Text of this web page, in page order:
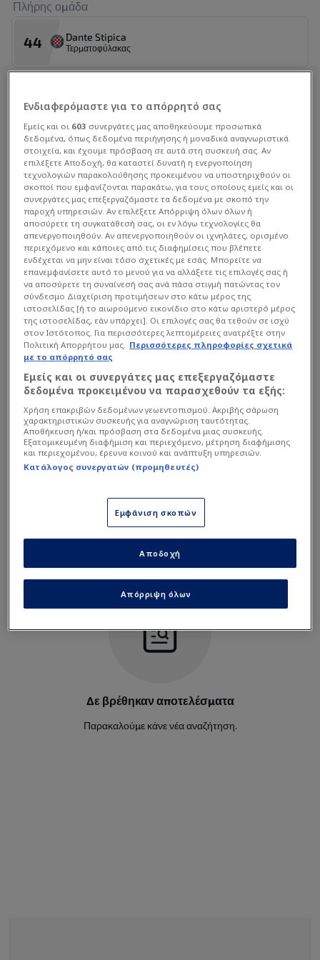
Αλλαγή εκτός
Αλλαγή εντός
63' Filip Kasa
Αλλαγή εντός
Jan Minarik
63'
Αλλαγή εκτός
Frantisek Kosa M
63'
Αλλαγή εντός
Andrei Florea
63'
Αλλαγή εκτός
Michal Fasko
Αλλαγή εντός
Patrik Ilko
49' Dalisson De Almeida Leite
Πρώτο ημίχρονο
22'
Γκολ ( 1 : 0 )
Roko Brajkovic
Πλήρης ομάδα
44 Dante Stipica
Τερματοφύλακας
Τερματοφύλακας
33 Toni Silic
Τερματοφύλακας
99 Davyd Fesyuk
Τερματοφύλακας
Adrian Hrvojevic
Τερματοφύλακας
17 Dario Melnjak
Αμυντικός
29 Fran Karacic
Αμυντικός
15 Dario Maresic
Αμυντικός
Alec Van Hoorenbeeck
Αμυντικός
32 Simun Hrgovic
Mathieu Acapandie
Αμυντικός
Στατιστικά Διοργάνωσης
Υπηρεσία μη διαθέσιμη
Η υπηρεσία δεν είναι διαθέσιμη. Δοκιμάστε ξανά αργότερα.
Δε βρέθηκαν αποτελέσματα
Παρακαλούμε κάνε νέα αναζήτηση.
Ενδιαφερόμαστε για το απόρρητό σας
Εμείς και οι 603 συνεργάτες μας αποθηκεύουμε προσωπικά
δεδομένα, όπως δεδομένα περιήγησης ή μοναδικά αναγνωριστικά
στοιχεία, και έχουμε πρόσβαση σε αυτά στη συσκευή σας. Αν
επιλέξετε Αποδοχή, θα καταστεί δυνατή η ενεργοποίηση
τεχνολογιών παρακολούθησης προκειμένου να υποστηριχθούν οι
σκοποί που εμφανίζονται παρακάτω, για τους οποίους εμείς και οι
συνεργάτες μας επεξεργαζόμαστε τα δεδομένα με σκοπό την
παροχή υπηρεσιών. Αν επιλέξετε Απόρριψη όλων όλων ή
αποσύρετε τη συγκατάθεσή σας, οι εν λόγω τεχνολογίες θα
απενεργοποιηθούν. Αν απενεργοποιηθούν οι ιχνηλάτες, ορισμένο
περιεχόμενο και κάποιες από τις διαφημίσεις που βλέπετε
ενδέχεται να μην είναι τόσο σχετικές με εσάς. Μπορείτε να
επανεμφανίσετε αυτό το μενού για να αλλάξετε τις επιλογές σας ή
να αποσύρετε τη συναίνεσή σας ανά πάσα στιγμή πατώντας τον
σύνδεσμο Διαχείριση προτιμήσεων στο κάτω μέρος της
ιστοσελίδας [ή το αιωρούμενο εικονίδιο στο κάτω αριστερό μέρος
της ιστοσελίδας, εάν υπάρχει]. Οι επιλογές σας θα τεθούν σε ισχύ
στον Ιστότοπος. Για περισσότερες λεπτομέρειες ανατρέξτε στην
Πολιτική Απορρήτου μας. Περισσότερες πληροφορίες σχετικά
με το απόρρητό σας
Εμείς και οι συνεργάτες μας επεξεργαζόμαστε
δεδομένα προκειμένου να παρασχεθούν τα εξής:
Χρήση επακριβών δεδομένων γεωεντοπισμού. Ακριβής σάρωση
χαρακτηριστικών συσκευής για αναγνώριση ταυτότητας.
Αποθήκευση ή/και πρόσβαση στα δεδομένα μιας συσκευής.
Εξατομικευμένη διαφήμιση και περιεχόμενο, μέτρηση διαφήμισης
και περιεχομένου, έρευνα κοινού και ανάπτυξη υπηρεσιών.
Κατάλογος συνεργατών (προμηθευτές)
Εμφάνιση σκοπών
Απόρριψη όλων
Αποδοχή